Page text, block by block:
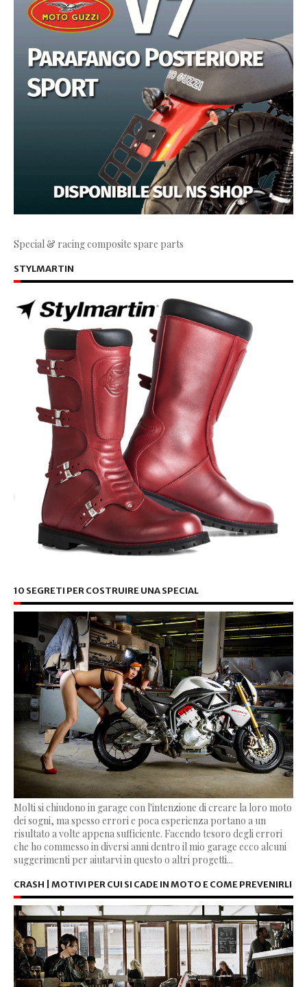
Special & racing composite spare parts
STYLMARTIN
10 SEGRETI PER COSTRUIRE UNA SPECIAL
Molti si chiudono in garage con l'intenzione di creare la loro moto
dei sogni, ma spesso errori e poca esperienza portano a un
risultato a volte appena sufficiente. Facendo tesoro degli errori
che ho commesso in diversi anni dentro il mio garage ecco alcuni
suggerimenti per aiutarvi in questo o altri progetti...
CRASH | MOTIVI PER CUI SI CADE IN MOTO E COME PREVENIRLI